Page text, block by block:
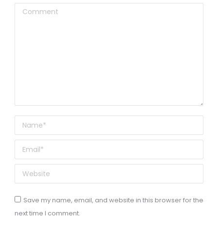
Comment
Name *
Email *
Website
Save my name, email, and website in this browser for the
next time I comment.